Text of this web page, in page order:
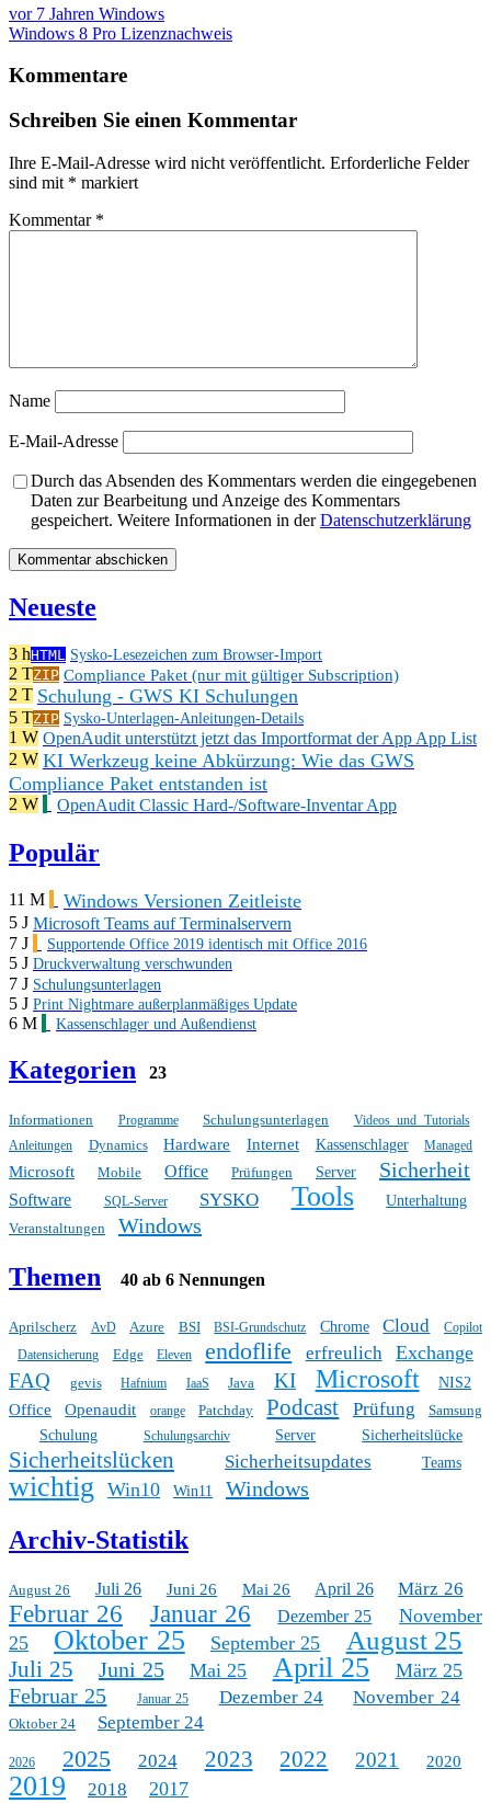
vor 7 Jahren Windows
Windows 8 Pro Lizenznachweis
Kommentare
Schreiben Sie einen Kommentar
Ihre E-Mail-Adresse wird nicht veröffentlicht. Erforderliche Felder
sind mit * markiert
Kommentar *
Name
E-Mail-Adresse
Durch das Absenden des Kommentars werden die eingegebenen
Daten zur Bearbeitung und Anzeige des Kommentars
gespeichert. Weitere Informationen in derDatenschutzerklärung
Neueste
3 hHTML Sysko-Lesezeichen zum Browser-Import
2 TZIP Compliance Paket (nur mit gültiger Subscription)
2 T Schulung - GWS KI Schulungen
5 TZIP Sysko-Unterlagen-Anleitungen-Details
1 W OpenAudit unterstützt jetzt das Importformat der App App List
2 W KI Werkzeug keine Abkürzung: Wie das GWS
Compliance Paket entstanden ist
2 W OpenAudit Classic Hard-/Software-Inventar App
Populär
11 M Windows Versionen Zeitleiste
5 J Microsoft Teams auf Terminalservern
7 J
Supportende Office 2019 identisch mit Office 2016
5 J Druckverwaltung verschwunden
7 J Schulungsunterlagen
5 J Print Nightmare außerplanmäßiges Update
6 M Kassenschlager und Außendienst
Kategorien 23
Informationen Programme Schulungsunterlagen
Videos und Tutorials
Anleitungen
Dynamics Hardware Internet Kassenschlager Managed
Microsoft Mobile Office Prüfungen Server Sicherheit
Software SQL-Server SYSKO Tools
Unterhaltung
Veranstaltungen
Windows
Themen 40 ab 6 Nennungen
Aprilscherz AvD Azure BSI BSI-Grundschutz Chrome Cloud
Copilot
Datensicherung
Edge Eleven endoflife erfreulich Exchange
FAQ gevis Hafnium IaaS Java KI Microsoft NIS2
Office Openaudit orange Patchday Podcast Prüfung
Samsung
Schulung
Schulungsarchiv Server Sicherheitslücke
Sicherheitslücken Sicherheitsupdates Teams
wichtig Win10 Win11 Windows
Archiv-Statistik
August 26 Juli 26 Juni 26 Mai 26 April 26 März 26
Februar 26 Januar 26 Dezember 25
November
25
Oktober 25 September 25 August 25
Juli 25 Juni 25 Mai 25 April 25 März 25
Februar 25 Januar 25 Dezember 24 November 24
Oktober 24 September 24
2026 2025 2024 2023 2022 2021 2020
2019 2018 2017